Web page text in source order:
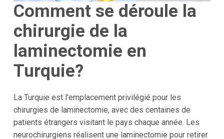
Comment se déroule la
chirurgie de la
laminectomie en
Turquie?
La Turquie est l'emplacement privilégié pour les
chirurgies de laminectomie, avec des centaines de
patients étrangers visitant le pays chaque année. Les
neurochirurgiens réalisent une laminectomie pour retirer